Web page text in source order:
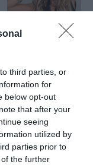
third parties, or
for
below opt-out
that after your
seeing
utilized by
parties prior to
the further